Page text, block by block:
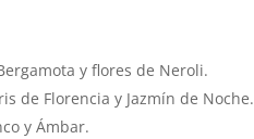
y flores de Neroli.
de Florencia y Jazmín de Noche.
y Ámbar.